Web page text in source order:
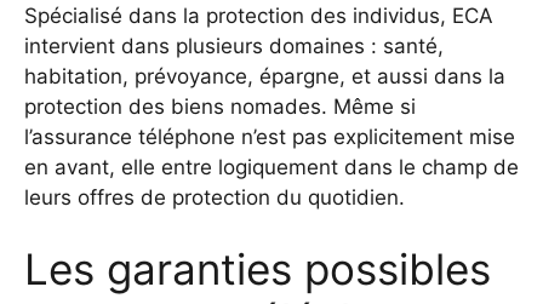
Spécialisé dans la protection des individus, ECA
intervient dans plusieurs domaines : santé,
habitation, prévoyance, épargne, et aussi dans la
protection des biens nomades. Même si
l’assurance téléphone n’est pas explicitement mise
en avant, elle entre logiquement dans le champ de
leurs offres de protection du quotidien.
Les garanties possibles